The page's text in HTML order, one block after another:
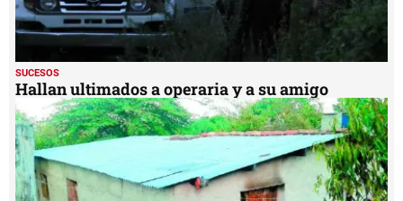
SUCESOS
Hallan ultimados a operaria y a su amigo